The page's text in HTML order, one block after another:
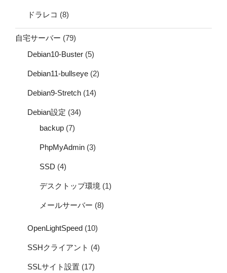
ドラレコ (8)
自宅サーバー (79)
Debian10-Buster (5)
Debian11-bullseye (2)
Debian9-Stretch (14)
Debian設定 (34)
backup (7)
PhpMyAdmin (3)
SSD (4)
デスクトップ環境 (1)
メールサーバー (8)
OpenLightSpeed (10)
SSHクライアント (4)
SSLサイト設置 (17)